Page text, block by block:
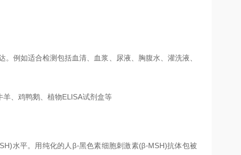
例如适合检测包括血清、血浆、尿液、胸腹水、灌洗液、
、鸡鸭鹅、植物ELISA试剂盒等
水平。用纯化的人β-黑色素细胞刺激素(β-MSH)抗体包被